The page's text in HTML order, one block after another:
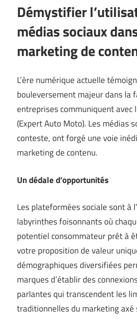
Démystifier
médias sociaux
marketing de
L’ère numérique actuelle
bouleversement majeur dans la
entreprises communiquent avec
(Expert Auto Moto). Les médias
conteste, ont forgé une voie
marketing de contenu.
Un dédale d’opportunités
Les plateformées sociale sont à
labyrinthes foisonnants où
potentiel consommateur prêt à
votre proposition de valeur
démographiques diversifiées
marques d’établir des
parlantes qui transcendent les
traditionnelles du marketing axé